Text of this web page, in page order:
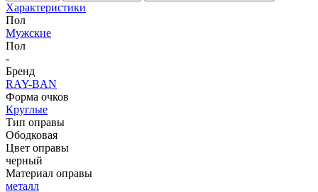
Характеристики
Пол
Мужские
Пол
-
Бренд
RAY-BAN
Форма очков
Круглые
Тип оправы
Ободковая
Цвет оправы
черный
Материал оправы
металл